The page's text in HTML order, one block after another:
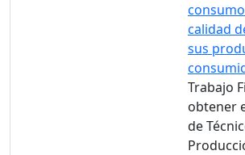
calidad
sus
Trabajo
obtener
de